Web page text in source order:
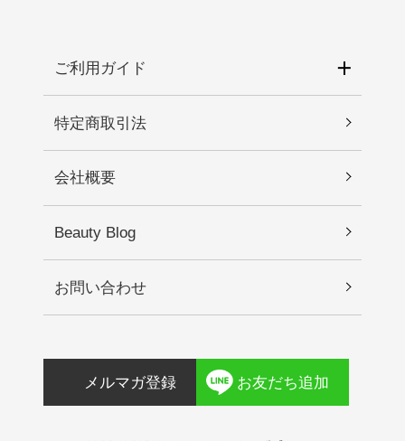
ジャコウソウエキス、アラキン酸、ローヤルゼリ
ーエキス、ツルニンジン根エキス、ラウリン酸、
香料
肌に直射日光が当たって上記のような異常が現れ
位には使わないでください。3.目に入らないように
注意し、入った時は、すぐに充分に洗い流してく
ださい。4.保管及び取り扱い上の注意 1)直射日光
の当たる場所、極端な高温・低温の場所を避けて
保管してください。 2)乳幼児の手が届かない場所
に保管してください。
ご利用ガイド
特定商取引法
会社概要
Beauty Blog
お問い合わせ
メルマガ登録 お友だち追加